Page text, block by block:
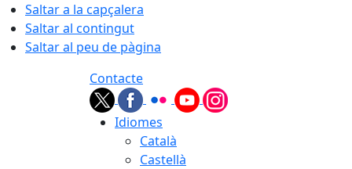
Saltar a la capçalera
Saltar al contingut
Saltar al peu de pàgina
Contacte
Idiomes
Català
Castellà